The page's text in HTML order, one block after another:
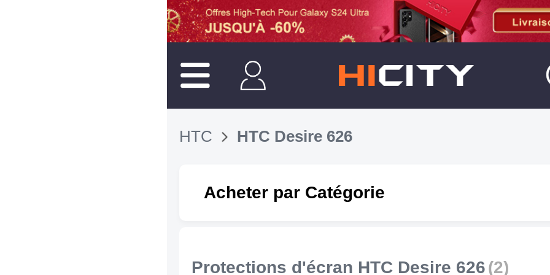
HTC HTC Desire 626
Acheter par Catégorie
Protections d'écran HTC Desire 626(2)